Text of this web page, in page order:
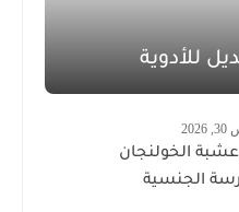
للأدوية
عشبة الخولنجان
الجنسية